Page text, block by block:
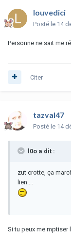
louvedici
Posté le 14
Personne ne sait me
Citer
tazval47
Posté le 14
l0o a dit :
zut crotte, ça
lien....
Si tu peux me mptiser